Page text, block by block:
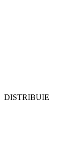
DISTRIBUIE